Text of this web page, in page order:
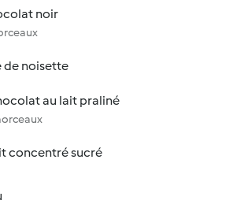
noir
de noisette
au lait praliné
concentré sucré